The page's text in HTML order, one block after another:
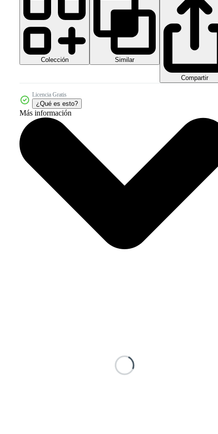
Colección Similar
Compartir
Licencia Gratis
¿Qué es esto?
Más información